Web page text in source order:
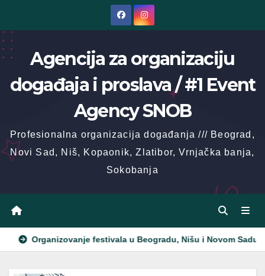
content
Agencija za organizaciju
događaja i proslava / #1 Event
Agency SNOB
Profesionalna organizacija događanja /// Beograd,
Novi Sad, Niš, Kopaonik, Zlatibor, Vrnjačka banja,
Sokobanja
festivala u Beogradu, Nišu i Novom Sadu / Festival